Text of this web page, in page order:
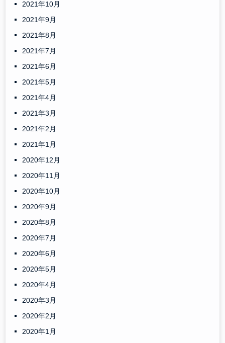
2021年10月
2021年9月
2021年8月
2021年7月
2021年6月
2021年5月
2021年4月
2021年3月
2021年2月
2021年1月
2020年12月
2020年11月
2020年10月
2020年9月
2020年8月
2020年7月
2020年6月
2020年5月
2020年4月
2020年3月
2020年2月
2020年1月